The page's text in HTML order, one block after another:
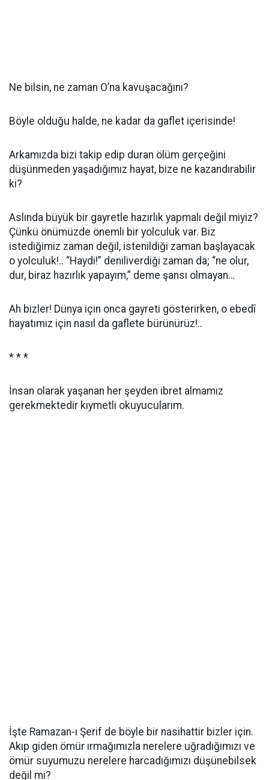
Ne bilsin, ne zaman O’na kavuşacağını?
Böyle olduğu halde, ne kadar da gaflet içerisinde!
Arkamızda bizi takip edip duran ölüm gerçeğini
düşünmeden yaşadığımız hayat, bize ne kazandırabilir
ki?
Aslında büyük bir gayretle hazırlık yapmalı değil miyiz?
Çünkü önümüzde önemli bir yolculuk var. Biz
istediğimiz zaman değil, istenildiği zaman başlayacak
o yolculuk!.. “Haydi!” deniliverdiği zaman da; “ne olur,
dur, biraz hazırlık yapayım,” deme şansı olmayan…
Ah bizler! Dünya için onca gayreti gösterirken, o ebedî
hayatımız için nasıl da gaflete bürünürüz!..
* * *
İnsan olarak yaşanan her şeyden ibret almamız
gerekmektedir kıymetli okuyucularım.
İşte Ramazan-ı Şerif de böyle bir nasihattir bizler için.
Akıp giden ömür ırmağımızla nerelere uğradığımızı ve
ömür suyumuzu nerelere harcadığımızı düşünebilsek
değil mi?